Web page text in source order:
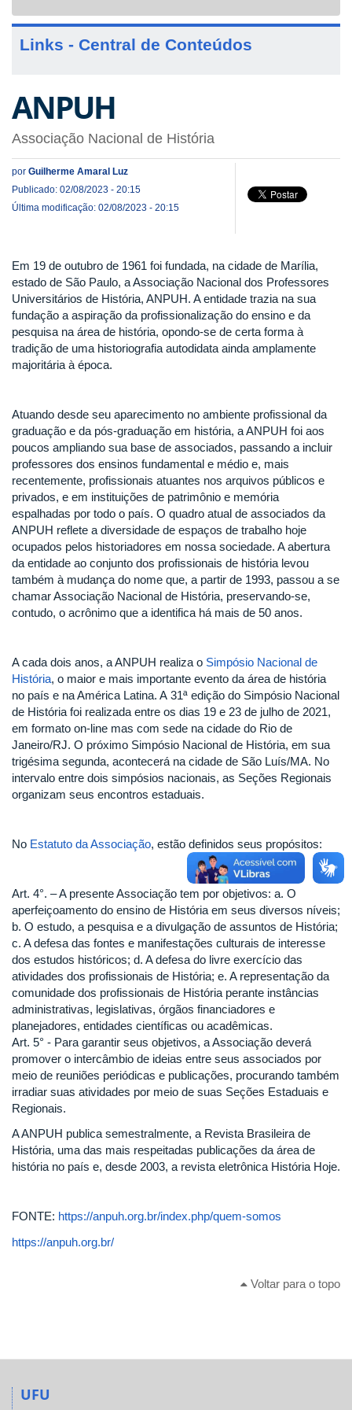
Links - Central de Conteúdos
ANPUH
Associação Nacional de História
por Guilherme Amaral Luz
Publicado: 02/08/2023 - 20:15
Última modificação: 02/08/2023 - 20:15
Em 19 de outubro de 1961 foi fundada, na cidade de Marília,
estado de São Paulo, a Associação Nacional dos Professores
Universitários de História, ANPUH. A entidade trazia na sua
fundação a aspiração da profissionalização do ensino e da
pesquisa na área de história, opondo-se de certa forma à
tradição de uma historiografia autodidata ainda amplamente
majoritária à época.
Atuando desde seu aparecimento no ambiente profissional da
graduação e da pós-graduação em história, a ANPUH foi aos
poucos ampliando sua base de associados, passando a incluir
professores dos ensinos fundamental e médio e, mais
recentemente, profissionais atuantes nos arquivos públicos e
privados, e em instituições de patrimônio e memória
espalhadas por todo o país. O quadro atual de associados da
ANPUH reflete a diversidade de espaços de trabalho hoje
ocupados pelos historiadores em nossa sociedade. A abertura
da entidade ao conjunto dos profissionais de história levou
também à mudança do nome que, a partir de 1993, passou a se
chamar Associação Nacional de História, preservando-se,
contudo, o acrônimo que a identifica há mais de 50 anos.
A cada dois anos, a ANPUH realiza o Simpósio Nacional de
História, o maior e mais importante evento da área de história
no país e na América Latina. A 31ª edição do Simpósio Nacional
de História foi realizada entre os dias 19 e 23 de julho de 2021,
em formato on-line mas com sede na cidade do Rio de
Janeiro/RJ. O próximo Simpósio Nacional de História, em sua
trigésima segunda, acontecerá na cidade de São Luís/MA. No
intervalo entre dois simpósios nacionais, as Seções Regionais
organizam seus encontros estaduais.
No Estatuto da Associação, estão definidos seus propósitos:
Art. 4°. – A presente Associação tem por objetivos: a. O
aperfeiçoamento do ensino de História em seus diversos níveis;
b. O estudo, a pesquisa e a divulgação de assuntos de História;
c. A defesa das fontes e manifestações culturais de interesse
dos estudos históricos; d. A defesa do livre exercício das
atividades dos profissionais de História; e. A representação da
comunidade dos profissionais de História perante instâncias
administrativas, legislativas, órgãos financiadores e
planejadores, entidades científicas ou acadêmicas.
Art. 5° - Para garantir seus objetivos, a Associação deverá
promover o intercâmbio de ideias entre seus associados por
meio de reuniões periódicas e publicações, procurando também
irradiar suas atividades por meio de suas Seções Estaduais e
Regionais.
A ANPUH publica semestralmente, a Revista Brasileira de
História, uma das mais respeitadas publicações da área de
história no país e, desde 2003, a revista eletrônica História Hoje.
FONTE: https://anpuh.org.br/index.php/quem-somos
https://anpuh.org.br/
Voltar para o topo
UFU